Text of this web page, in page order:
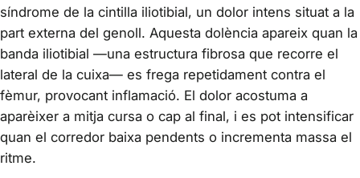
síndrome de la cintilla iliotibial, un dolor intens situat a la
part externa del genoll. Aquesta dolència apareix quan la
banda iliotibial —una estructura fibrosa que recorre el
lateral de la cuixa— es frega repetidament contra el
fèmur, provocant inflamació. El dolor acostuma a
aparèixer a mitja cursa o cap al final, i es pot intensificar
quan el corredor baixa pendents o incrementa massa el
ritme.